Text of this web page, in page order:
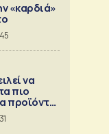
«καρδιά»
να
πιο
προϊόντα